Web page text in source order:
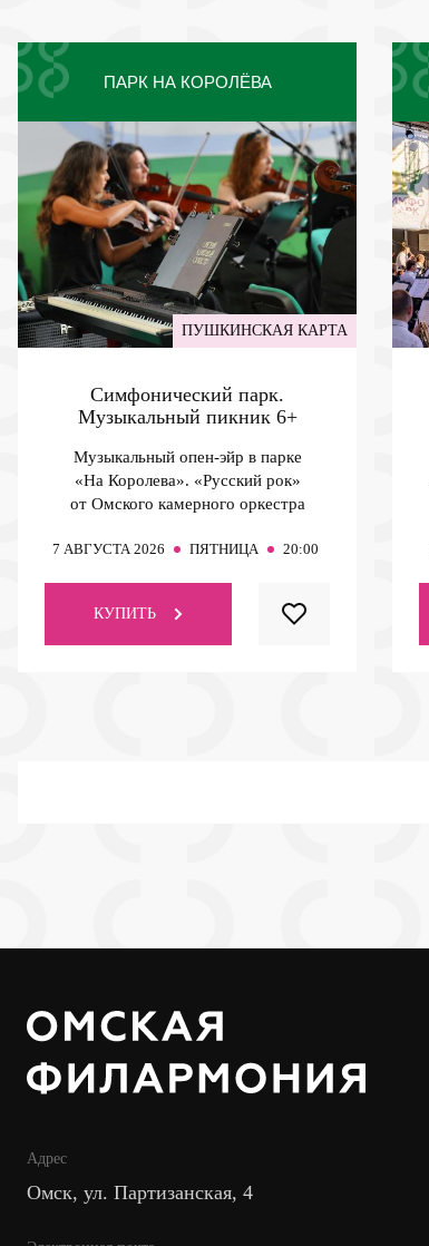
ПАРК НА КОРОЛЁВА
ПУШКИНСКАЯ КАРТА
Симфонический парк.
Музыкальный пикник 6+
Музыкальный опен-эйр в парке
«На Королева». «Русский рок»
от Омского камерного оркестра
7 АВГУСТА 2026 ПЯТНИЦА 20:00
КУПИТЬ
Адрес
Омск, ул. Партизанская, 4